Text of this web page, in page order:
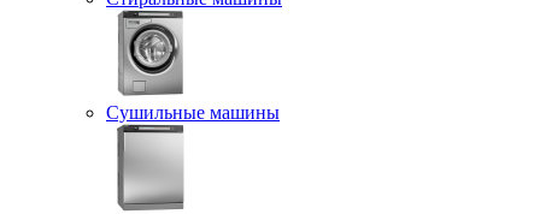
Сушильные машины